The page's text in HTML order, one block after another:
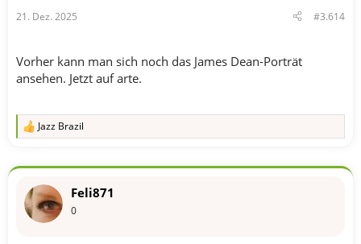
21. Dez. 2025 #3.614
Vorher kann man sich noch das James Dean-Porträt
ansehen. Jetzt auf arte.
R
k
o
Jazz Brazil
Feli871
0